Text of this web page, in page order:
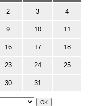
2 3 4
9 10 11
16 17 18
23 24 25
30 31